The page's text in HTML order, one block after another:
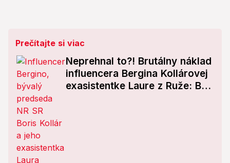
Prečítajte si viac
Neprehnal to?! Brutálny náklad
influencera Bergina Kollárovej
exasistentke Laure z Ruže: Boh